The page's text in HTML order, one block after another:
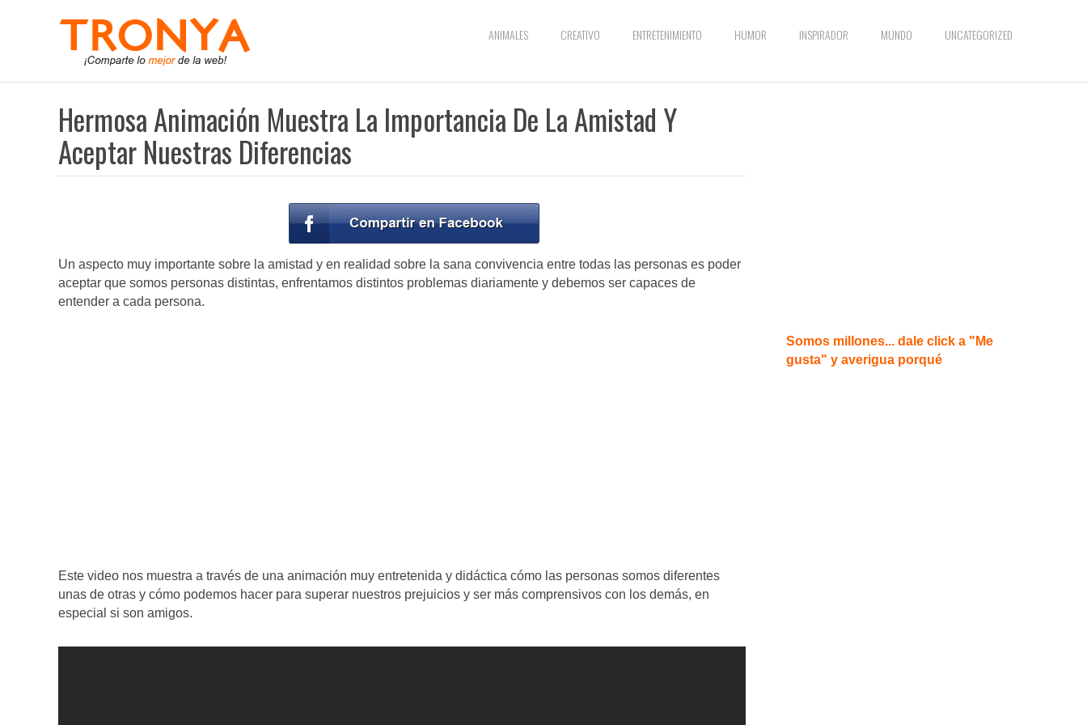
ANIMALES CREATIVO ENTRETENIMIENTO HUMOR INSPIRADOR MUNDO UNCATEGORIZED
Hermosa Animación Muestra La Importancia De La Amistad Y
Aceptar Nuestras Diferencias
Un aspecto muy importante sobre la amistad y en realidad sobre la sana convivencia entre todas las personas es poder
aceptar que somos personas distintas, enfrentamos distintos problemas diariamente y debemos ser capaces de
entender a cada persona.
Este video nos muestra a través de una animación muy entretenida y didáctica cómo las personas somos diferentes
unas de otras y cómo podemos hacer para superar nuestros prejuicios y ser más comprensivos con los demás, en
especial si son amigos.
Somos millones... dale click a "Me
gusta" y averigua porqué